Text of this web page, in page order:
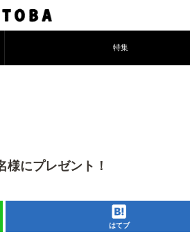
特集
にプレゼント！
はてブ